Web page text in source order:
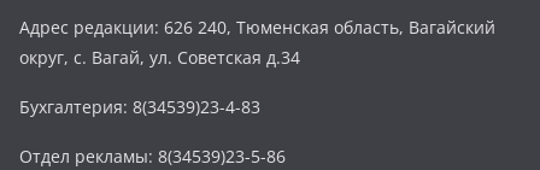
Адрес редакции: 626 240, Тюменская область, Вагайский
округ, с. Вагай, ул. Советская д.34
Бухгалтерия: 8(34539)23-4-83
Отдел рекламы: 8(34539)23-5-86